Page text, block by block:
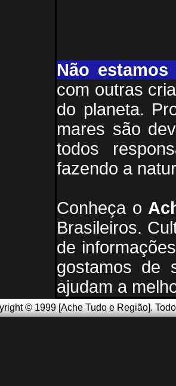
Não
com outras
do planeta.
mares são
todos
fazendo a
Conheça o A
Brasileiros.
de
gostamos de
ajudam a
© 1999 [Ache Tudo e Região].